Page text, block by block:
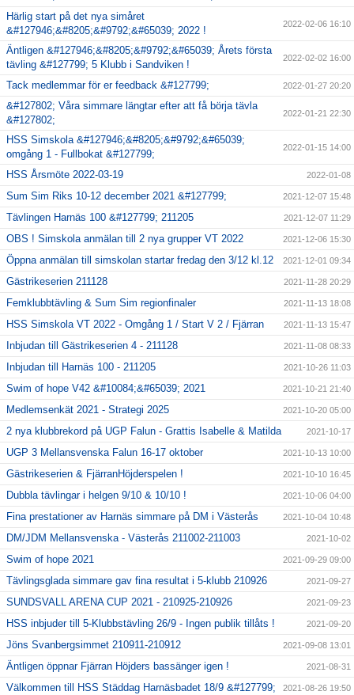
Härlig start på det nya simåret
&#127946;&#8205;&#9792;&#65039; 2022 !
2022-02-06 16:10
Äntligen &#127946;&#8205;&#9792;&#65039; Årets första
tävling &#127799; 5 Klubb i Sandviken !
2022-02-02 16:00
Tack medlemmar för er feedback &#127799; 2022-01-27 20:20
&#127802; Våra simmare längtar efter att få börja tävla
&#127802;
2022-01-21 22:30
HSS Simskola &#127946;&#8205;&#9792;&#65039;
omgång 1 - Fullbokat &#127799;
2022-01-15 14:00
HSS Årsmöte 2022-03-19 2022-01-08
Sum Sim Riks 10-12 december 2021 &#127799; 2021-12-07 15:48
Tävlingen Harnäs 100 &#127799; 211205 2021-12-07 11:29
OBS ! Simskola anmälan till 2 nya grupper VT 2022 2021-12-06 15:30
Öppna anmälan till simskolan startar fredag den 3/12 kl.12 2021-12-01 09:34
Gästrikeserien 211128 2021-11-28 20:29
Femklubbtävling & Sum Sim regionfinaler 2021-11-13 18:08
HSS Simskola VT 2022 - Omgång 1 / Start V 2 / Fjärran 2021-11-13 15:47
Inbjudan till Gästrikeserien 4 - 211128 2021-11-08 08:33
Inbjudan till Harnäs 100 - 211205 2021-10-26 11:03
Swim of hope V42 &#10084;&#65039; 2021 2021-10-21 21:40
Medlemsenkät 2021 - Strategi 2025 2021-10-20 05:00
2 nya klubbrekord på UGP Falun - Grattis Isabelle & Matilda 2021-10-17
UGP 3 Mellansvenska Falun 16-17 oktober 2021-10-13 10:00
Gästrikeserien & FjärranHöjderspelen ! 2021-10-10 16:45
Dubbla tävlingar i helgen 9/10 & 10/10 ! 2021-10-06 04:00
Fina prestationer av Harnäs simmare på DM i Västerås 2021-10-04 10:48
DM/JDM Mellansvenska - Västerås 211002-211003 2021-10-02
Swim of hope 2021 2021-09-29 09:00
Tävlingsglada simmare gav fina resultat i 5-klubb 210926 2021-09-27
SUNDSVALL ARENA CUP 2021 - 210925-210926 2021-09-23
HSS inbjuder till 5-Klubbstävling 26/9 - Ingen publik tillåts ! 2021-09-20
Jöns Svanbergsimmet 210911-210912 2021-09-08 13:01
Äntligen öppnar Fjärran Höjders bassänger igen ! 2021-08-31
Välkommen till HSS Städdag Harnäsbadet 18/9 &#127799; 2021-08-26 19:50